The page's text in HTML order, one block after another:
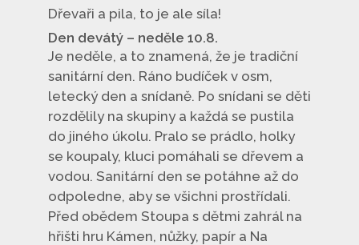
Dřevaři a pila, to je ale síla!
Den devátý – neděle 10.8.
Je neděle, a to znamená, že je tradiční
sanitární den. Ráno budíček v osm,
letecký den a snídaně. Po snídani se děti
rozdělily na skupiny a každá se pustila
do jiného úkolu. Pralo se prádlo, holky
se koupaly, kluci pomáhali se dřevem a
vodou. Sanitární den se potáhne až do
odpoledne, aby se všichni prostřídali.
Před obědem Stoupa s dětmi zahrál na
hřišti hru Kámen, nůžky, papír a Na